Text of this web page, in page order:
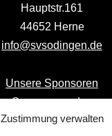
Zustimmung verwalten
Hauptstr.161
44652 Herne
info@svsodingen.de
Unsere Sponsoren
Sponsor werden
Mitglied werden